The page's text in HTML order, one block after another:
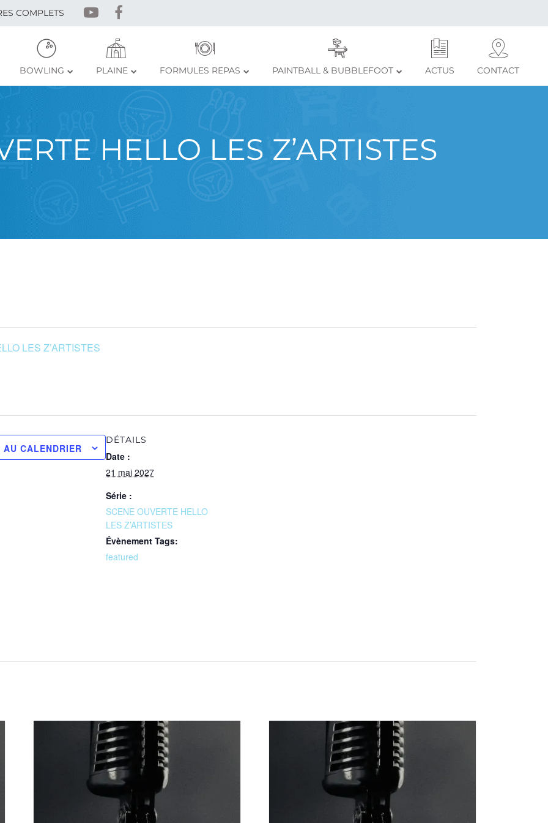
COMPLETS
BOWLING PLAINE FORMULES REPAS PAINTBALL & BUBBLEFOOT ACTUS CONTACT
HELLO LES Z’ARTISTES
LES Z’ARTISTES
AU CALENDRIER
DÉTAILS
Date :
21 mai 2027
Série :
SCENE OUVERTE HELLO
LES Z’ARTISTES
Évènement Tags:
featured